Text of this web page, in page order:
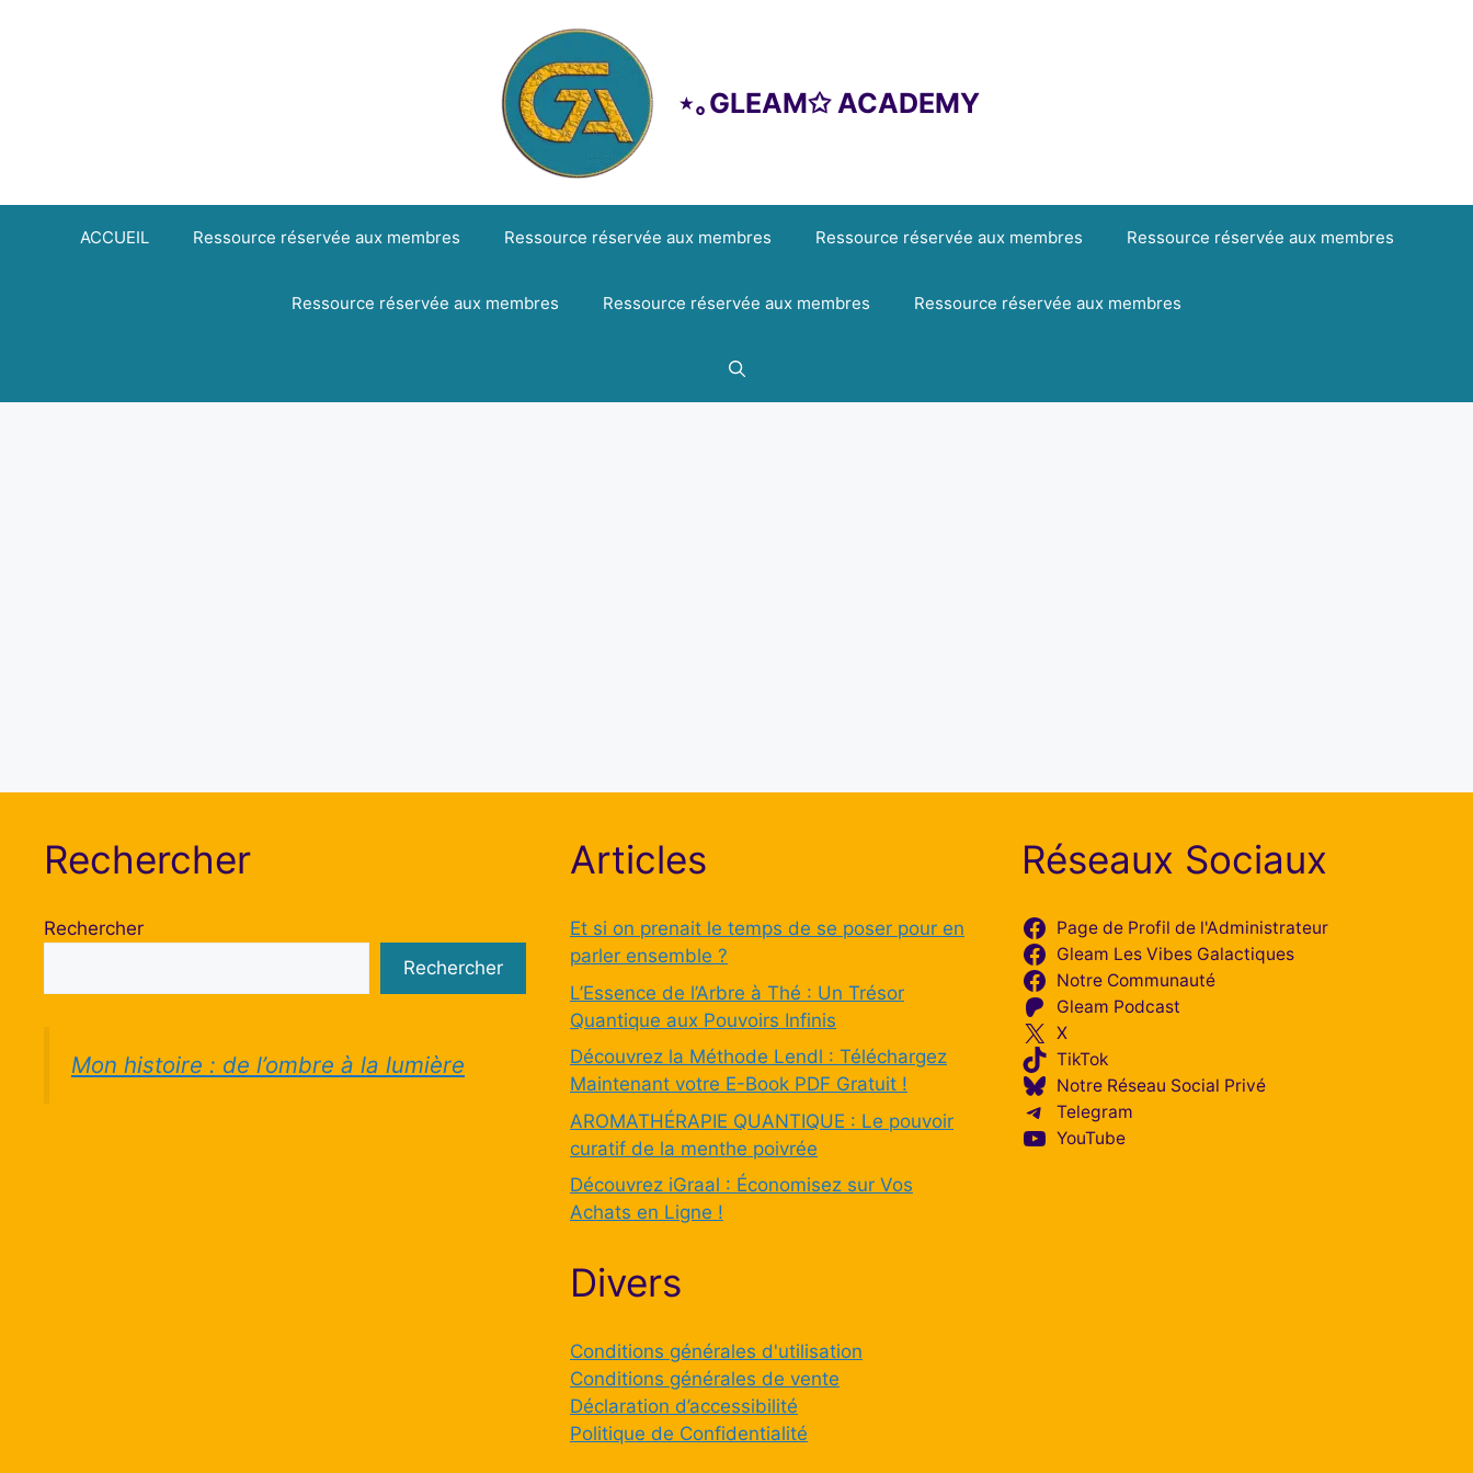
⋆｡GLEAM✩ ACADEMY
ACCUEIL Ressource réservée aux membres Ressource réservée aux membres Ressource réservée aux membres Ressource réservée aux membres
Ressource réservée aux membres Ressource réservée aux membres Ressource réservée aux membres
Rechercher
Rechercher
Rechercher
Mon histoire : de l’ombre à la lumière
Articles
Et si on prenait le temps de se poser pour en
parler ensemble ?
L’Essence de l’Arbre à Thé : Un Trésor
Quantique aux Pouvoirs Infinis
Découvrez la Méthode Lendl : Téléchargez
Maintenant votre E-Book PDF Gratuit !
AROMATHÉRAPIE QUANTIQUE : Le pouvoir
curatif de la menthe poivrée
Découvrez iGraal : Économisez sur Vos
Achats en Ligne !
Divers
Conditions générales d'utilisation
Conditions générales de vente
Déclaration d’accessibilité
Politique de Confidentialité
Réseaux Sociaux
Page de Profil de l'Administrateur
Gleam Les Vibes Galactiques
Notre Communauté
Gleam Podcast
X
TikTok
Notre Réseau Social Privé
Telegram
YouTube